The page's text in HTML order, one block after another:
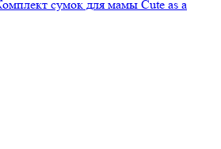
сумок для мамы Cute as a